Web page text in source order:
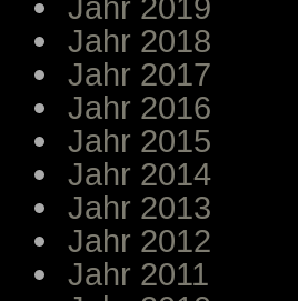
Jahr 2019
Jahr 2018
Jahr 2017
Jahr 2016
Jahr 2015
Jahr 2014
Jahr 2013
Jahr 2012
Jahr 2011